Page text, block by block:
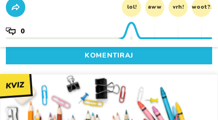
lol! aww vrh! woot?!
0
KOMENTIRAJ
KVIZ